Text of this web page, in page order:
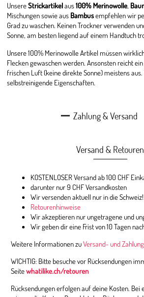
UnsereStrickartikelaus100% Merinowolle,
Mischungen sowie aus Bambusempfehlen wir
Grad zu waschen. Keinen Trockner verwenden
Sonne, am besten liegend auf einem Handtuch
Unsere 100% Merinowolle Artikel müssen
Flecken gewaschen werden. Ansonsten reicht
frischen Luft (keine direkte Sonne) meistens
selbstreinigende Eigenschaften.
Zahlung & Versand
Versand & Retouren
KOSTENLOSER Versand ab 100 CHF
darunter nur 9 CHF Versandkosten
Wir versenden aktuell nur in die Schweiz!
Retourenhinweise
Wir akzeptieren nur ungetragene und
Wir geben dir eine Frist von 10 Tagen
Weitere Informationen zuVersand- und
WICHTIG: Bitte besuche vor Rücksendungen
Seitewhatilike.ch/retouren
Rücksendungen erfolgen auf deine Kosten. Bei